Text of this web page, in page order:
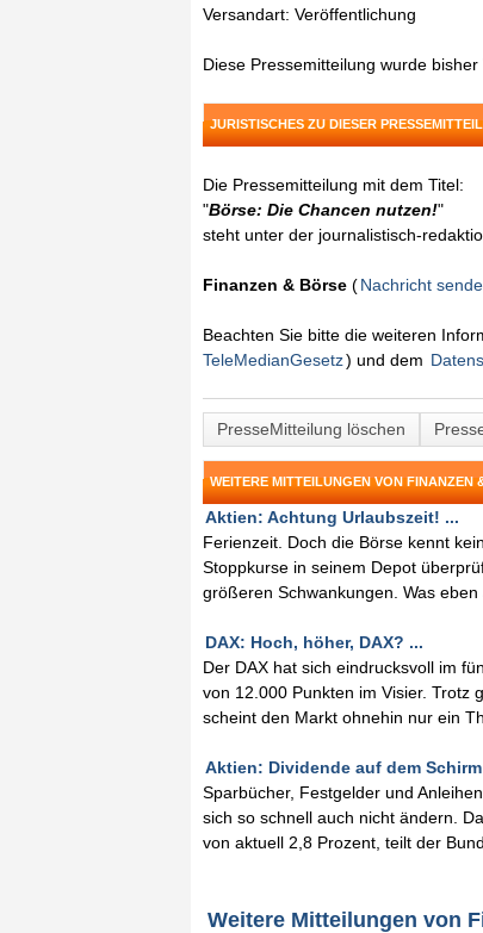
Versandart: Veröffentlichung
Diese Pressemitteilung wurde bisher
JURISTISCHES ZU DIESER
Die Pressemitteilung mit dem Titel:
"Börse: Die Chancen nutzen!"
steht unter der journalistisch-
Finanzen & Börse (Nachricht
Beachten Sie bitte die weiteren
TeleMedianGesetz) und dem
PresseMitteilung löschen
WEITERE MITTEILUNGEN VON FINANZEN
Aktien: Achtung Urlaubszeit! ...
Ferienzeit. Doch die Börse kennt
Stoppkurse in seinem Depot
größeren Schwankungen. Was
DAX: Hoch, höher, DAX? ...
Der DAX hat sich eindrucksvoll im
von 12.000 Punkten im Visier. Trotz
scheint den Markt ohnehin nur ein
Aktien: Dividende auf dem Schirm
Sparbücher, Festgelder und
sich so schnell auch nicht ändern.
von aktuell 2,8 Prozent, teilt der
Weitere Mitteilungen von